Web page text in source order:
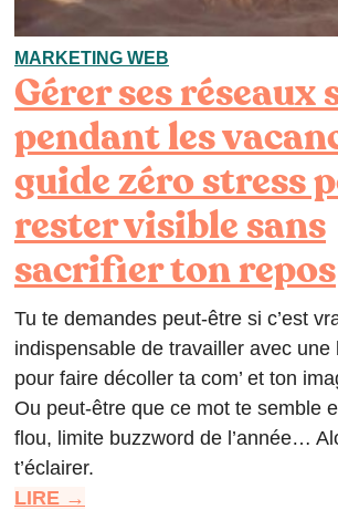
MARKETING WEB
Gérer ses réseaux
pendant les
guide zéro stress
rester visible sans
sacrifier ton repos
Tu te demandes peut-être si c’est
indispensable de travailler avec une
pour faire décoller ta com’ et ton
Ou peut-être que ce mot te semble
flou, limite buzzword de l’année…
t’éclairer.
LIRE →